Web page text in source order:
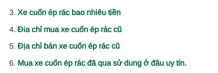
Xe cuốn ép rác bao nhiêu tiền
Đia chỉ mua xe cuốn ép rác cũ
Địa chỉ bán xe cuốn ép rác cũ
Mua xe cuốn ép rác đã qua sử dung ở đâu uy tín.